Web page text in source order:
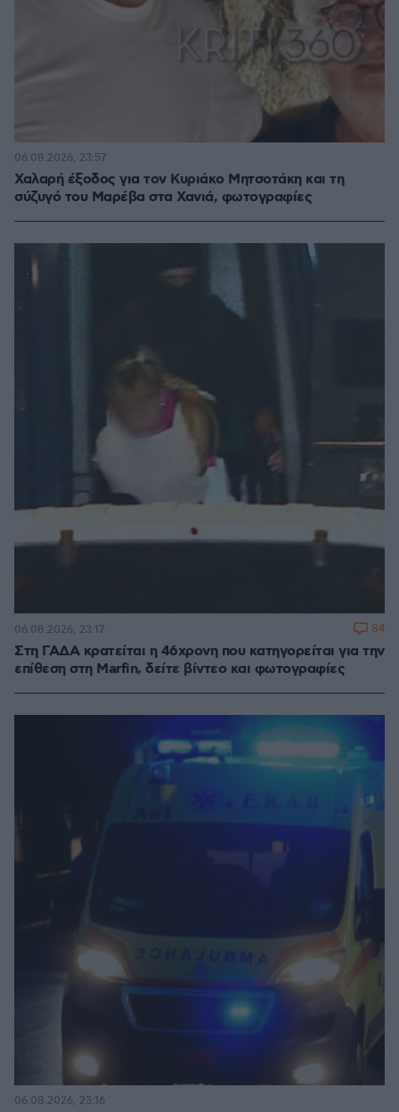
Χαλαρή έξοδος για τον Κυριάκο Μητσοτάκη και τη
σύζυγό του Μαρέβα στα Χανιά, φωτογραφίες
06.08.2026, 23:57
Στη ΓΑΔΑ κρατείται η 46χρονη που κατηγορείται για την
επίθεση στη Marfin, δείτε βίντεο και φωτογραφίες
06.08.2026, 23:17 84
06.08.2026, 23:16